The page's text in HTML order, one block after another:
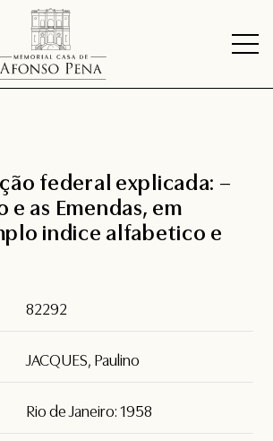
federal explicada: –
as Emendas, em
indice alfabetico e
82292
JACQUES, Paulino
Rio de Janeiro: 1958